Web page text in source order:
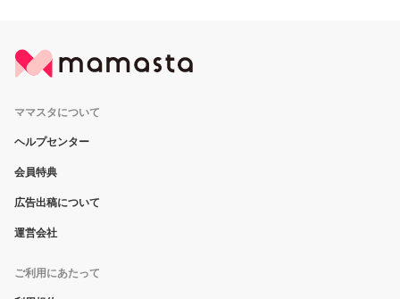
ママスタについて
ヘルプセンター
会員特典
広告出稿について
運営会社
ご利用にあたって